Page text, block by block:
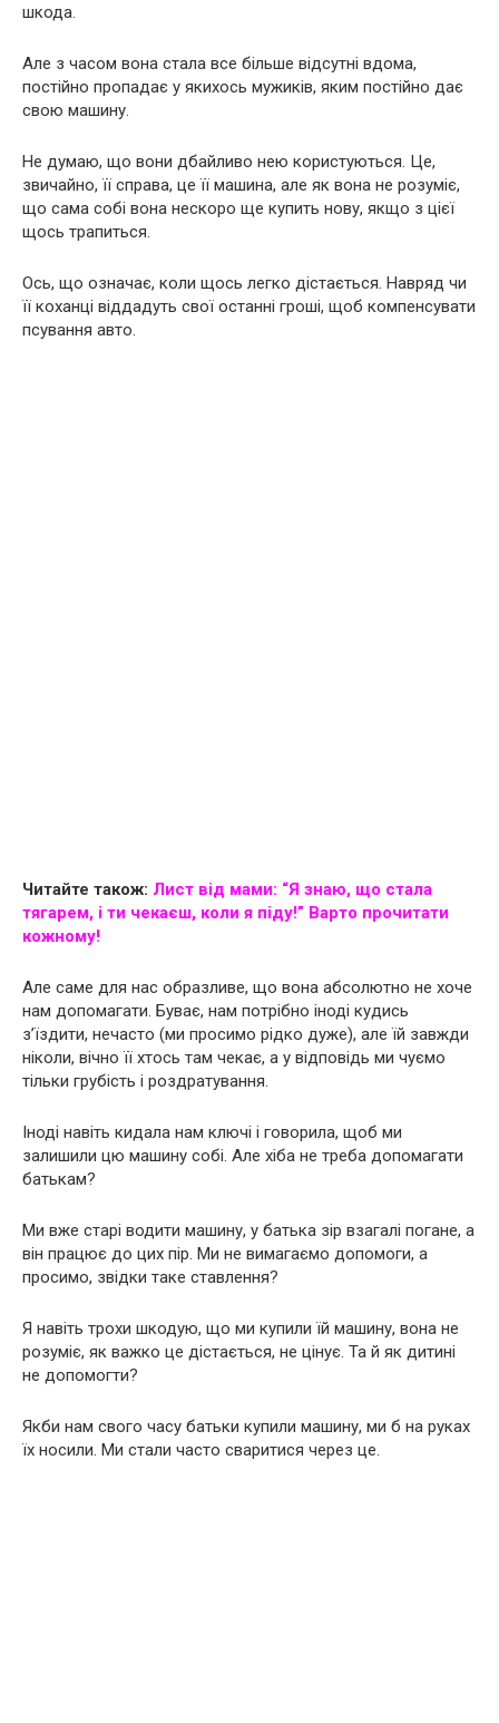
шкода.
Але з часом вона стала все більше відсутні вдома,
постійно пропадає у якихось мужиків, яким постійно дає
свою машину.
Не думаю, що вони дбайливо нею користуються. Це,
звичайно, її справа, це її машина, але як вона не розуміє,
що сама собі вона нескоро ще купить нову, якщо з цієї
щось трапиться.
Ось, що означає, коли щось легко дістається. Навряд чи
її коханці віддадуть свої останні гроші, щоб компенсувати
псування авто.
Читайте також: Лист від мами: “Я знаю, що стала
тягарем, і ти чекаєш, коли я піду!” Варто прочитати
кожному!
Але саме для нас образливе, що вона абсолютно не хоче
нам допомагати. Буває, нам потрібно іноді кудись
з’їздити, нечасто (ми просимо рідко дуже), але їй завжди
ніколи, вічно її хтось там чекає, а у відповідь ми чуємо
тільки грубість і роздратування.
Іноді навіть кидала нам ключі і говорила, щоб ми
залишили цю машину собі. Але хіба не треба допомагати
батькам?
Ми вже старі водити машину, у батька зір взагалі погане, а
він працює до цих пір. Ми не вимагаємо допомоги, а
просимо, звідки таке ставлення?
Я навіть трохи шкодую, що ми купили їй машину, вона не
розуміє, як важко це дістається, не цінує. Та й як дитині
не допомогти?
Якби нам свого часу батьки купили машину, ми б на руках
їх носили. Ми стали часто сваритися через це.